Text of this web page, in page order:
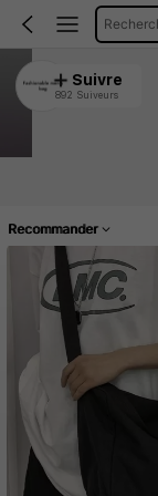
4.83
Suivre
892 Suiveurs
Recommander